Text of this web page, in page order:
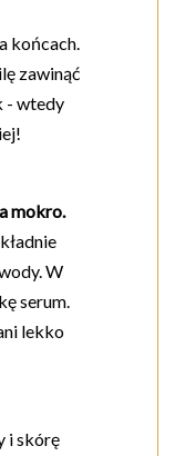
końcach.
zawinąć
- wtedy
mokro.
W
serum.
lekko
i skórę